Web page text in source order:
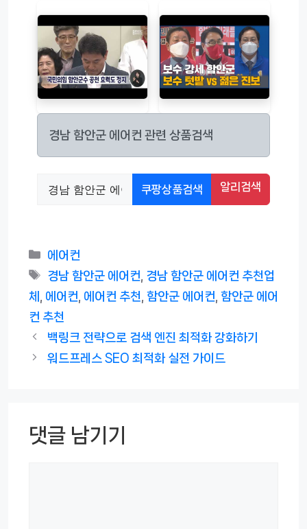
경남 함안군 에어컨 관련 상품검색
쿠팡상품검색 알리검색
카
테
리
에어컨
태
그
경남 함안군 에어컨 경남 함안군 에어컨 추천업
체
에어컨 에어컨 추천 함안군 에어컨 함안군 에어
컨 추천
백링크 전략으로 검색 엔진 최적화 강화하기
워드프레스 SEO 최적화 실전 가이드
댓글 남기기